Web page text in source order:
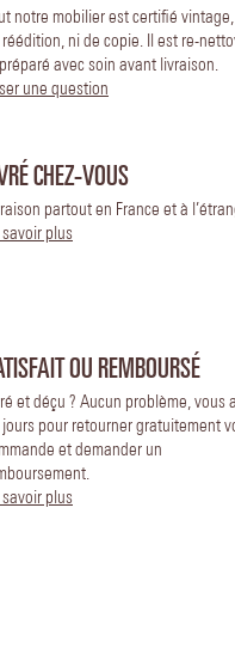
notre mobilier est certifié
ni de copie. Il est re-
avec soin avant livraison.
une question
CHEZ-VOUS
partout en France et à
savoir plus
OU REMBOURSÉ
et déçu ? Aucun problème, vous
jours pour retourner gratuitement
et demander un
savoir plus